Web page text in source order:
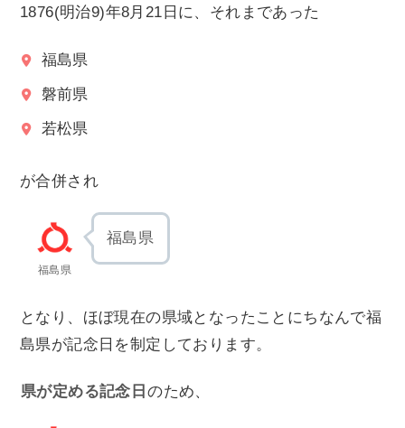
1876(明治9)年8月21日に、それまであった
福島県
磐前県
若松県
が合併され
福島県
福島県
となり、ほぼ現在の県域となったことにちなんで福
島県が記念日を制定しております。
県が定める記念日 のため、